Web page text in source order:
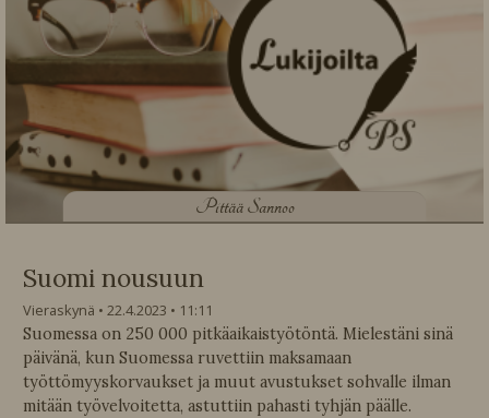
Pittää Sannoo
Suomi nousuun
Vieraskynä 22.4.2023
11:11
Suomessa on 250 000 pitkäaikaistyötöntä. Mielestäni sinä
päivänä, kun Suomessa ruvettiin maksamaan
työttömyyskorvaukset ja muut avustukset sohvalle ilman
mitään työvelvoitetta, astuttiin pahasti tyhjän päälle.